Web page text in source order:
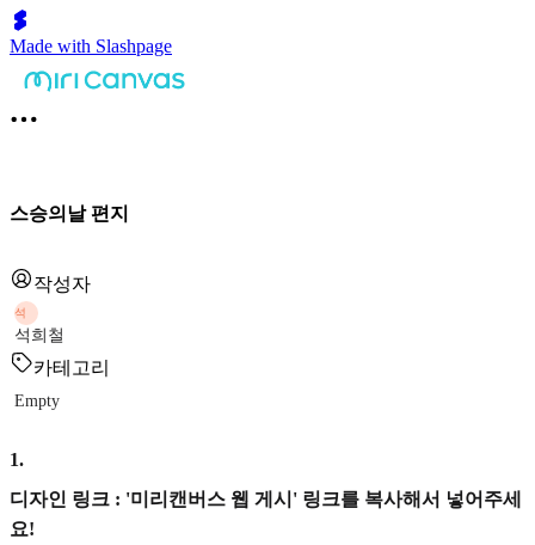
Made with Slashpage
스승의날 편지
작성자
석
석희철
카테고리
Empty
1.
디자인 링크 : '미리캔버스 웹 게시' 링크를 복사해서 넣어주세
요!